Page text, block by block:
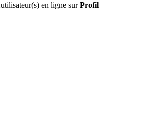
utilisateur(s) en ligne surProfil